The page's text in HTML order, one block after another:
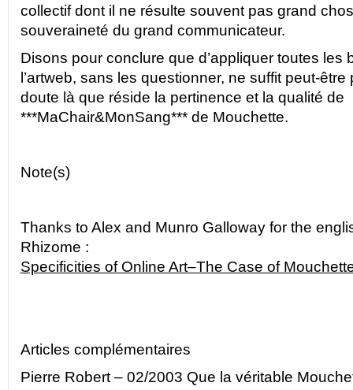
collectif dont il ne résulte souvent pas grand
souveraineté du grand communicateur.
Disons pour conclure que d’appliquer toutes les
l’artweb, sans les questionner, ne suffit peut-être
doute là que réside la pertinence et la qualité de
***MaChair&MonSang*** de Mouchette.
Note(s)
Thanks to Alex and Munro Galloway for the
Rhizome :
Specificities of Online Art–The Case of
Articles complémentaires
Pierre Robert – 02/2003 Que la véritable